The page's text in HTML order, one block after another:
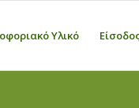
Υλικό